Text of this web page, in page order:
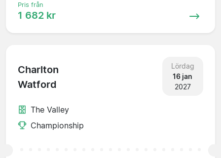
Pris från
1 682 kr
Charlton
Watford
Lördag
16 jan
2027
The Valley
Championship